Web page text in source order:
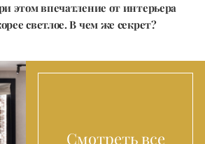
этом впечатление от интерьера
светлое. В чем же секрет?
Смотреть все